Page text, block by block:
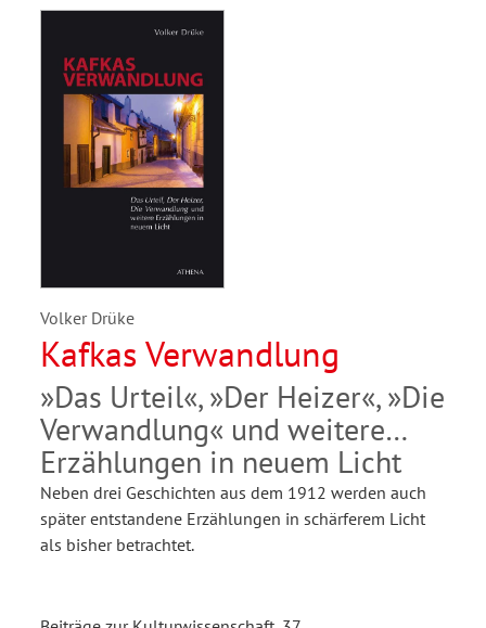
Volker Drüke
Kafkas Verwandlung
»Das Urteil«, »Der Heizer«, »Die
Verwandlung« und weitere
Erzählungen in neuem Licht
Neben drei Geschichten aus dem 1912 werden auch
später entstandene Erzählungen in schärferem Licht
als bisher betrachtet.